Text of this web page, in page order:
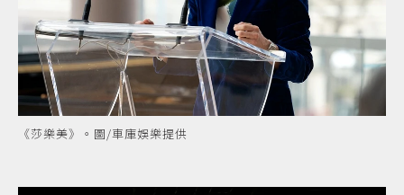
《莎樂美》。圖/車庫娛樂提供